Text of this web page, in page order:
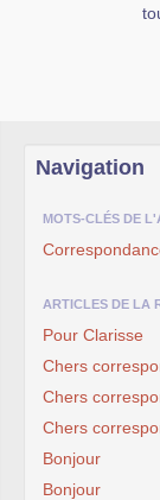
Navigation
MOTS-CLÉS DE
ARTICLES DE LA
Pour Clarisse
Chers
Chers
Chers
Bonjour
Bonjour